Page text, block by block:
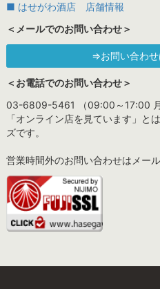
■ はせがわ酒店 店舗情報
＜メールでのお問い合わせ＞
⇒お問い合わせ
＜お電話でのお問い合わせ＞
03-6809-5461 （09:00～17:00 月
「オンライン店を見ています」と
ズです。
営業時間外のお問い合わせはメー